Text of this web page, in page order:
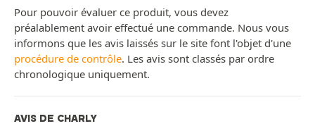
Pour pouvoir évaluer ce produit, vous devez
préalablement avoir effectué une commande. Nous vous
informons que les avis laissés sur le site font l'objet d'une
procédure de contrôle. Les avis sont classés par ordre
chronologique uniquement.
AVIS DE CHARLY